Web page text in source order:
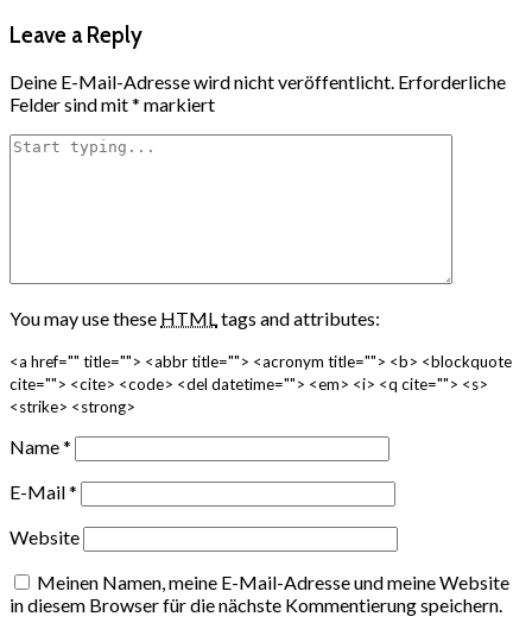
Leave a Reply
Deine E-Mail-Adresse wird nicht veröffentlicht. Erforderliche
Felder sind mit* markiert
You may use these HTMLtags and attributes:
<a href="" title=""> <abbr title=""> <acronym title=""> <b> <blockquote
cite=""> <cite> <code> <del datetime=""> <em> <i> <q cite=""> <s>
<strike> <strong>
Name*
E-Mail*
Website
Meinen Namen, meine E-Mail-Adresse und meine Website
in diesem Browser für die nächste Kommentierung speichern.